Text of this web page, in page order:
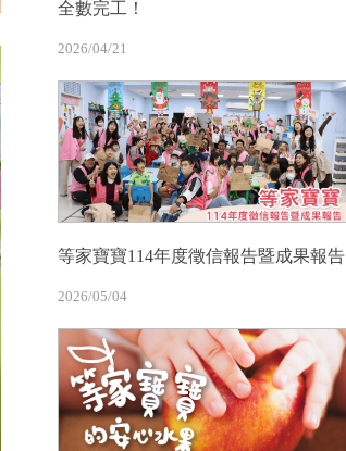
全數完工！
2026/04/21
等家寶寶114年度徵信報告暨成果報告
2026/05/04